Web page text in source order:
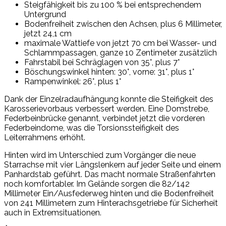
Steigfähigkeit bis zu 100 % bei entsprechendem
Untergrund
Bodenfreiheit zwischen den Achsen, plus 6 Millimeter,
jetzt 24,1 cm
maximale Wattiefe von jetzt 70 cm bei Wasser- und
Schlammpassagen, ganze 10 Zentimeter zusätzlich
Fahrstabil bei Schräglagen von 35°, plus 7°
Böschungswinkel hinten: 30°, vorne: 31°, plus 1°
Rampenwinkel: 26°, plus 1°
Dank der Einzelradaufhängung konnte die Steifigkeit des
Karosserievorbaus verbessert werden. Eine Domstrebe,
Federbeinbrücke genannt, verbindet jetzt die vorderen
Federbeindome, was die Torsionssteifigkeit des
Leiterrahmens erhöht.
Hinten wird im Unterschied zum Vorgänger die neue
Starrachse mit vier Längslenkern auf jeder Seite und einem
Panhardstab geführt. Das macht normale Straßenfahrten
noch komfortabler. Im Gelände sorgen die 82/142
Millimeter Ein/Ausfederweg hinten und die Bodenfreiheit
von 241 Millimetern zum Hinterachsgetriebe für Sicherheit
auch in Extremsituationen.